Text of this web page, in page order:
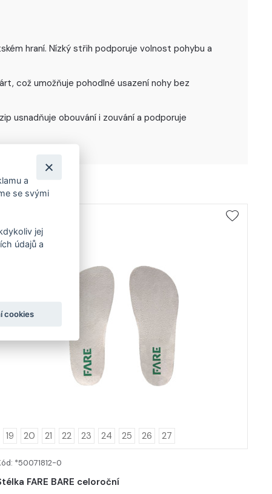
hraní. Nízký střih podporuje volnost pohybu a
což umožňuje pohodlné usazení nohy bez
usnadňuje obouvání i zouvání a podporuje
19 20 21 22 23 24 25 26 27
*50071812-0
FARE BARE celoroční
a
se svými
jej
údajů a
cookies